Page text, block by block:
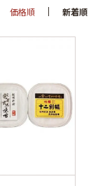
価格順 新着順